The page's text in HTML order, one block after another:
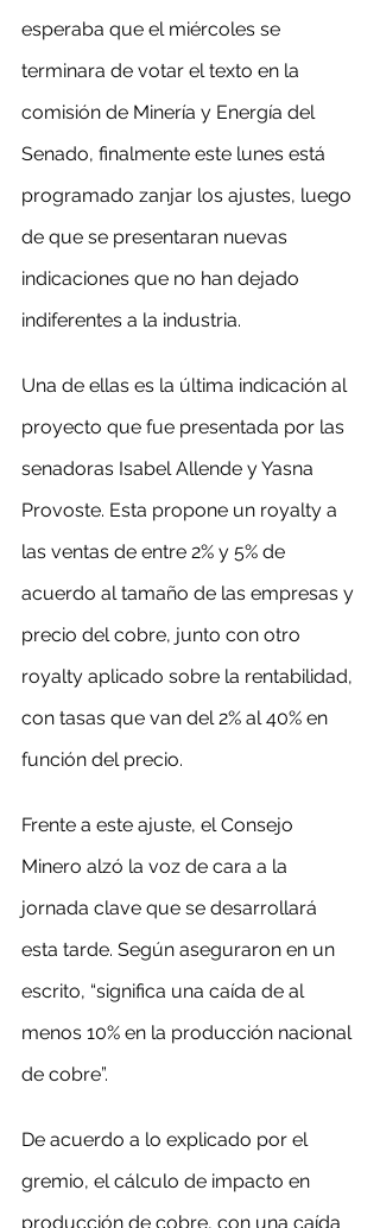
esperaba que el miércoles se
terminara de votar el texto en la
comisión de Minería y Energía del
Senado, finalmente este lunes está
programado zanjar los ajustes, luego
de que se presentaran nuevas
indicaciones que no han dejado
indiferentes a la industria.
Una de ellas es la última indicación al
proyecto que fue presentada por las
senadoras Isabel Allende y Yasna
Provoste. Esta propone un royalty a
las ventas de entre 2% y 5% de
acuerdo al tamaño de las empresas y
precio del cobre, junto con otro
royalty aplicado sobre la rentabilidad,
con tasas que van del 2% al 40% en
función del precio.
Frente a este ajuste, el Consejo
Minero alzó la voz de cara a la
jornada clave que se desarrollará
esta tarde. Según aseguraron en un
escrito, “significa una caída de al
menos 10% en la producción nacional
de cobre”.
De acuerdo a lo explicado por el
gremio, el cálculo de impacto en
producción de cobre, con una caída